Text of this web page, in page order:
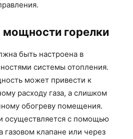
мощности горелки
быть настроена в
системы отопления.
может привести к
расходу газа, а слишком
обогреву помещения.
осуществляется с помощью
газовом клапане или через